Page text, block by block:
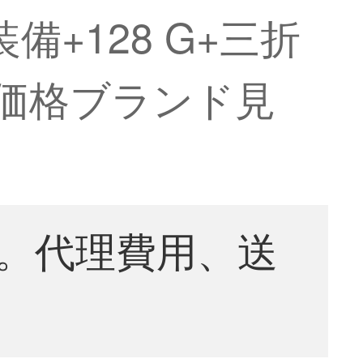
備+128 G+三折
格ブランド見
代理費用、送